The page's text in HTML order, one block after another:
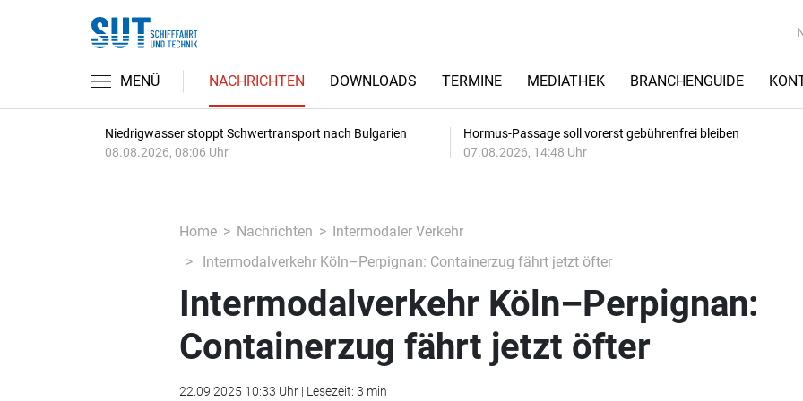
MENÜ NACHRICHTEN DOWNLOADS TERMINE MEDIATHEK BRANCHENGUIDE
Niedrigwasser stoppt Schwertransport nach Bulgarien
08.08.2026, 08:06 Uhr
Hormus-Passage soll vorerst gebührenfrei bleiben
07.08.2026, 14:48 Uhr
Home Nachrichten
Intermodaler Verkehr
Intermodalverkehr Köln–Perpignan: Containerzug fährt jetzt öfter
Intermodalverkehr Köln–Perpignan:
Containerzug fährt jetzt öfter
22.09.2025 10:33 Uhr | Lesezeit: 3 min